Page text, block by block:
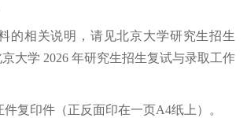
的相关说明，请见北京大学研究生招生
大学 2026 年研究生招生复试与录取工作
件复印件（正反面印在一页A4纸上）。